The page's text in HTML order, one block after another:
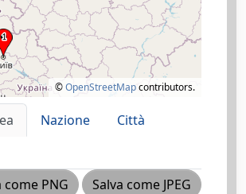
©OpenStreetMapcontributors.
Nazione
Città
come PNG
Salva come JPEG